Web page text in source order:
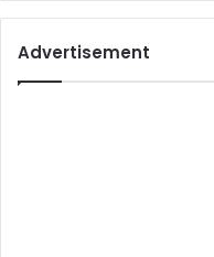
Advertisement